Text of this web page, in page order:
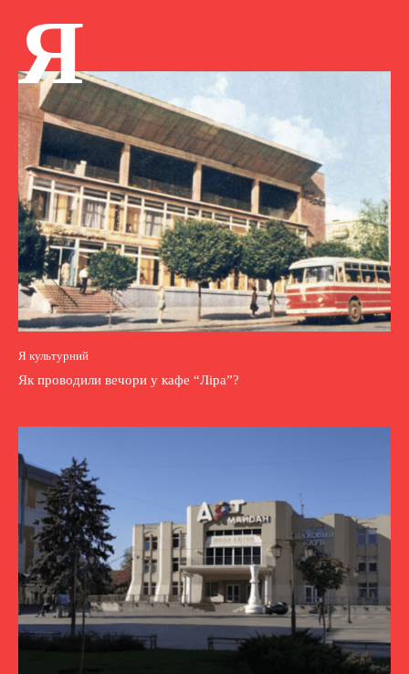
Я
Я культурний
Як проводили вечори у кафе “Ліра”?